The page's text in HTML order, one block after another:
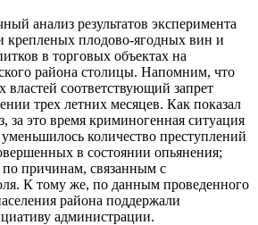
анализ результатов эксперимента
крепленых плодово-ягодных вин и
в торговых объектах на
района столицы. Напомним, что
соответствующий запрет
трех летних месяцев. Как показал
за это время криминогенная ситуация
количество преступлений
в состоянии опьянения;
по причинам, связанным с
К тому же, по данным проведенного
района поддержали
администрации.